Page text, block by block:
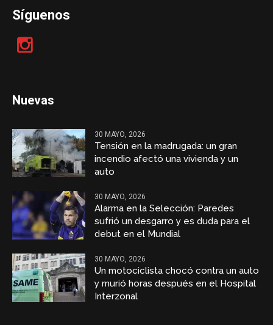
Síguenos
Nuevas
30 MAYO, 2026
Tensión en la madrugada: un gran
incendio afectó una vivienda y un
auto
30 MAYO, 2026
Alarma en la Selección: Paredes
sufrió un desgarro y es duda para el
debut en el Mundial
30 MAYO, 2026
Un motociclista chocó contra un auto
y murió horas después en el Hospital
Interzonal